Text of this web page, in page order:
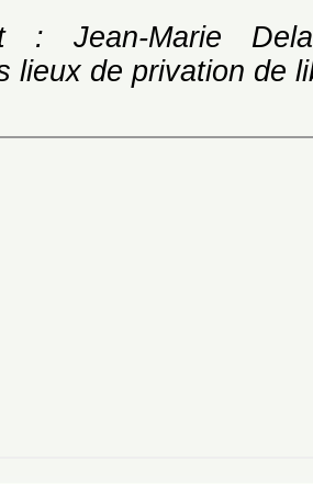
: Jean-Marie
lieux de privation de